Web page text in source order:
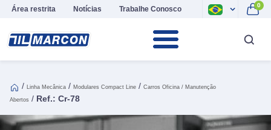
Área restrita Notícias Trabalhe Conosco 0
/ Linha Mecânica / Modulares Compact Line / Carros Oficina / Manutenção
Abertos / Ref.: Cr-78